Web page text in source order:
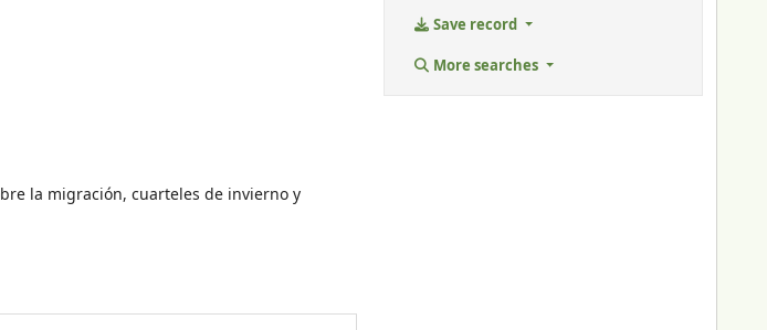
la migración, cuarteles de invierno y
Save record
More searches